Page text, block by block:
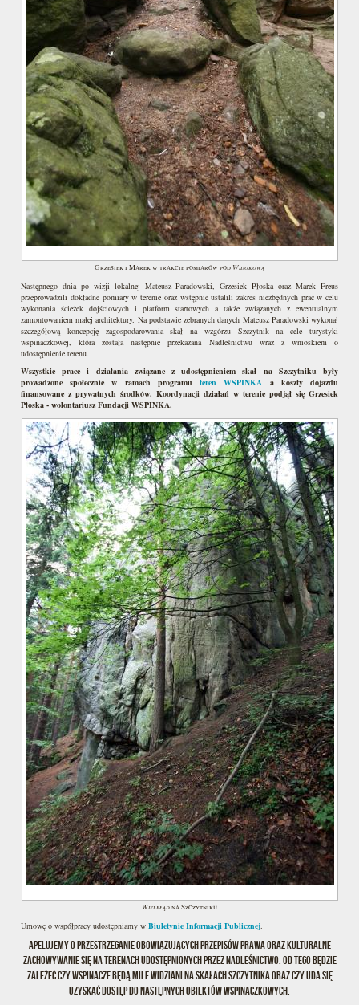
Grzesiek i Marek w trakcie pomiarów pod Widokową
Następnego dnia po wizji lokalnej Mateusz Paradowski, Grzesiek Płoska oraz Marek Freus
przeprowadzili dokładne pomiary w terenie oraz wstępnie ustalili zakres niezbędnych prac w celu
wykonania ścieżek dojściowych i platform startowych a także związanych z ewentualnym
zamontowaniem małej architektury. Na podstawie zebranych danych Mateusz Paradowski wykonał
szczegółową koncepcję zagospodarowania skał na wzgórzu Szczytnik na cele turystyki
wspinaczkowej, która została następnie przekazana Nadleśnictwu wraz z wnioskiem o
udostępnienie terenu.
Wszystkie prace i działania związane z udostępnieniem skał na Szczytniku były
prowadzone społecznie w ramach programuteren WSPINKA a koszty dojazdu
finansowane z prywatnych środków. Koordynacji działań w terenie podjął się Grzesiek
Płoska - wolontariusz Fundacji WSPINKA.
Wielbłądna Szczytniku
Umowę o współpracy udostępniamy w Biuletynie Informacji Publicznej.
Apelujemy o przestrzeganie obowiązujących przepisów prawa oraz kulturalne
zachowywanie się na terenach udostępnionych przez nadleśnictwo. Od tego będzie
zależeć czy wspinacze będą mile widziani na skałach Szczytnika oraz czy uda się
uzyskać dostęp do następnych obiektów wspinaczkowych.